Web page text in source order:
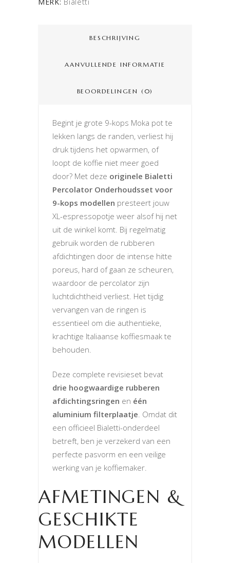
BESCHRIJVING
AANVULLENDE INFORMATIE
BEOORDELINGEN (0)
Begint je grote 9-kops Moka pot te
lekken langs de randen, verliest hij
druk tijdens het opwarmen, of
loopt de koffie niet meer goed
door? Met deze originele Bialetti
Percolator Onderhoudsset voor
9-kops modellen presteert jouw
XL-espressopotje weer alsof hij net
uit de winkel komt. Bij regelmatig
gebruik worden de rubberen
afdichtingen door de intense hitte
poreus, hard of gaan ze scheuren,
waardoor de percolator zijn
luchtdichtheid verliest. Het tijdig
vervangen van de ringen is
essentieel om die authentieke,
krachtige Italiaanse koffiesmaak te
behouden.
Deze complete revisieset bevat
drie hoogwaardige rubberen
afdichtingsringen en één
aluminium filterplaatje. Omdat dit
een officieel Bialetti-onderdeel
betreft, ben je verzekerd van een
perfecte pasvorm en een veilige
werking van je koffiemaker.
AFMETINGEN &
GESCHIKTE
MODELLEN